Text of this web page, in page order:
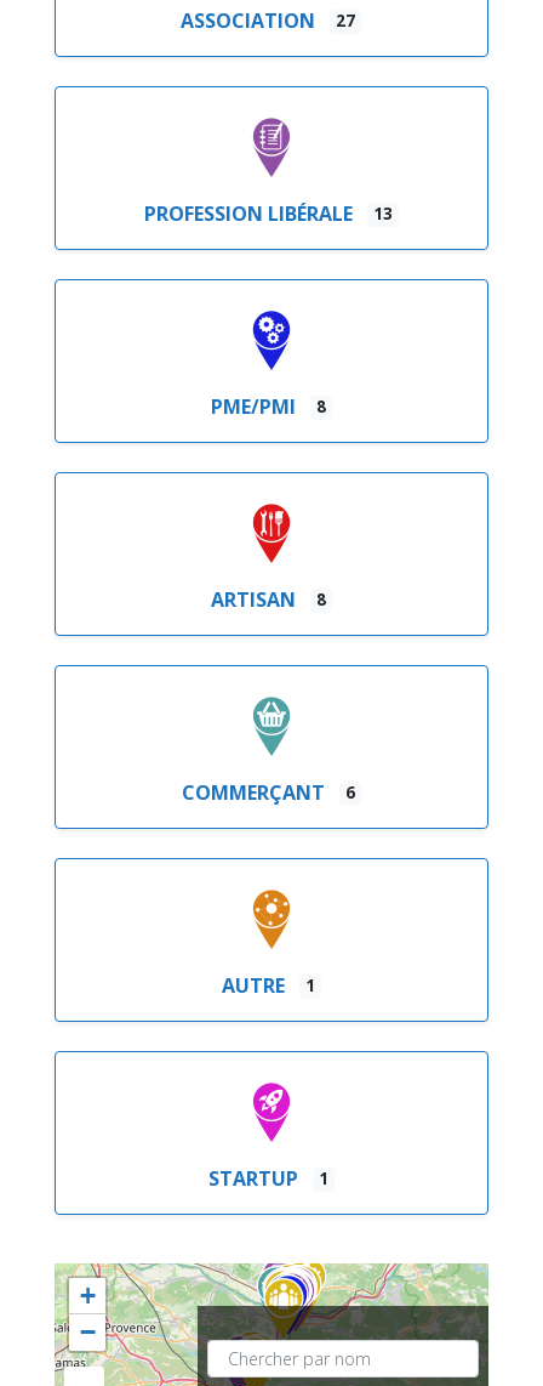
ASSOCIATION 27
PROFESSION LIBÉRALE 13
PME/PMI 8
ARTISAN 8
COMMERÇANT 6
AUTRE 1
STARTUP 1
+
−